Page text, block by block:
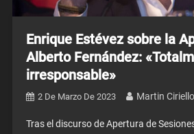
Enrique Estévez sobre la
Alberto Fernández:
irresponsable»
2 De Marzo De 2023 Martin Ciriello
Tras el discurso de Apertura de